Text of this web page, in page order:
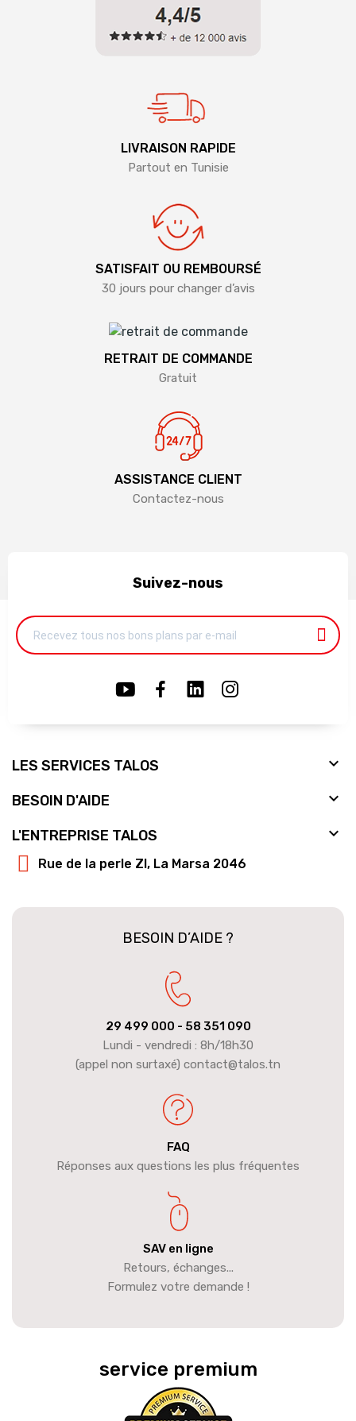
LIVRAISON RAPIDE
Partout en Tunisie
SATISFAIT OU REMBOURSÉ
30 jours pour changer d’avis
RETRAIT DE COMMANDE
Gratuit
ASSISTANCE CLIENT
Contactez-nous
Suivez-nous
LES SERVICES TALOS 
BESOIN D'AIDE 
L'ENTREPRISE TALOS 
Rue de la perle ZI, La Marsa 2046
BESOIN D’AIDE ?
29 499 000 - 58 351 090
Lundi - vendredi : 8h/18h30
(appel non surtaxé) contact@talos.tn
FAQ
Réponses aux questions les plus fréquentes
SAV en ligne
Retours, échanges...
Formulez votre demande !
service premium